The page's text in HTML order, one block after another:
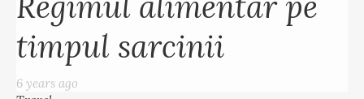
timpul sarcinii
6 years ago